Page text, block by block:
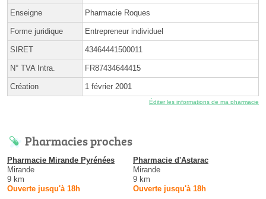
Enseigne Pharmacie Roques
Forme juridique Entrepreneur individuel
SIRET 43464441500011
N° TVA Intra. FR87434644415
Création 1 février 2001
Éditer les informations de ma pharmacie
Pharmacies proches
Pharmacie Mirande Pyrénées
Mirande
9 km
Ouverte jusqu'à 18h
Pharmacie d'Astarac
Mirande
9 km
Ouverte jusqu'à 18h